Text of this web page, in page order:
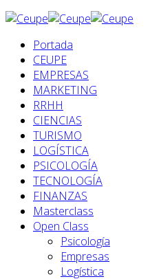
Portada
CEUPE
EMPRESAS
MARKETING
RRHH
CIENCIAS
TURISMO
LOGÍSTICA
PSICOLOGÍA
TECNOLOGÍA
FINANZAS
Masterclass
Open Class
Psicología
Empresas
Logística